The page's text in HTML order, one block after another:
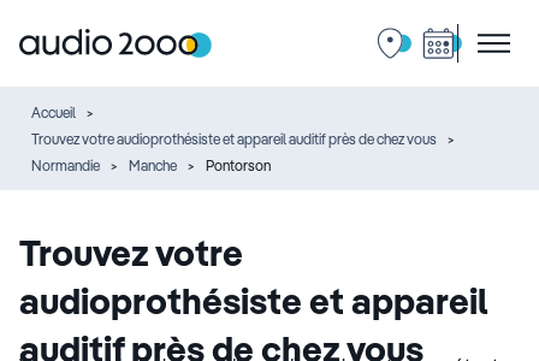
Accueil
Trouvez votre audioprothésiste et appareil auditif près de chez vous
Normandie
Manche Pontorson
Trouvez votre
audioprothésiste et appareil
auditif près de chez vous